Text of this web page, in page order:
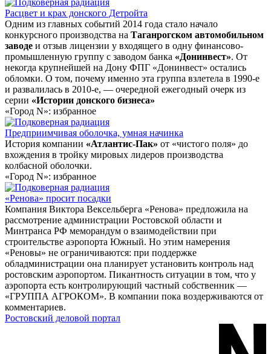
Расцвет и крах донского Детройта
Одним из главных событий 2014 года стало начало
конкурсного производства на Таганрогском автомобильном
заводе и отзыв лицензии у входящего в одну финансово-
промышленную группу с заводом банка «Донинвест». От
некогда крупнейшей на Дону ФПГ «Донинвест» остались
обломки. О том, почему именно эта группа взлетела в 1990-е
и развалилась в 2010-е, — очередной ежегодный очерк из
серии «Истории донского бизнеса»
«Город N»: избранное
Предприимчивая оболочка, умная начинка
История компании «Атлантис-Пак» от «чистого поля» до
вхождения в тройку мировых лидеров производства
колбасной оболочки.
«Город N»: избранное
«Ренова» просит посадки
Компания Виктора Вексельберга «Ренова» предложила на
рассмотрение администрации Ростовской области и
Минтранса РФ меморандум о взаимодействии при
строительстве аэропорта Южный. Но этим намерения
«Реновы» не ограничиваются: при поддержке
обладминистрации она планирует установить контроль над
ростовским аэропортом. Пикантность ситуации в том, что у
аэропорта есть контролирующий частный собственник —
«ГРУППА АГРОКОМ». В компании пока воздерживаются от
комментариев.
Ростовский деловой портал